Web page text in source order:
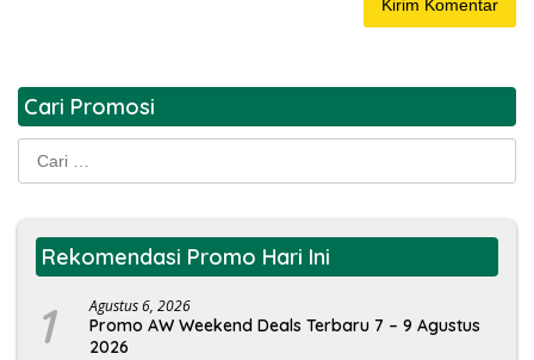
Cari Promosi
Cari
untuk:
Rekomendasi Promo Hari Ini
1 Agustus 6, 2026
Promo AW Weekend Deals Terbaru 7 – 9 Agustus
2026